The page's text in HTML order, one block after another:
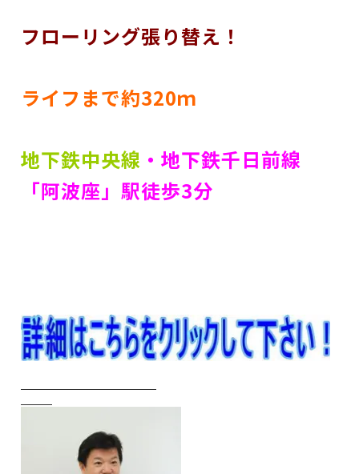
フローリング張り替え！
ライフまで約320ｍ
地下鉄中央線 ・地下鉄千日前線
「阿波座」駅徒歩3分